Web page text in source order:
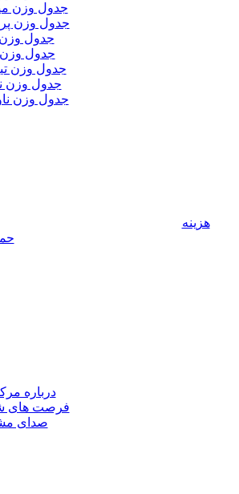
جدول وزن
جدول وزن
جدول وزن
جدول
جدول وزن
جدول وزن
جدول وزن
هزینه
درباره
فرصت های
صدای